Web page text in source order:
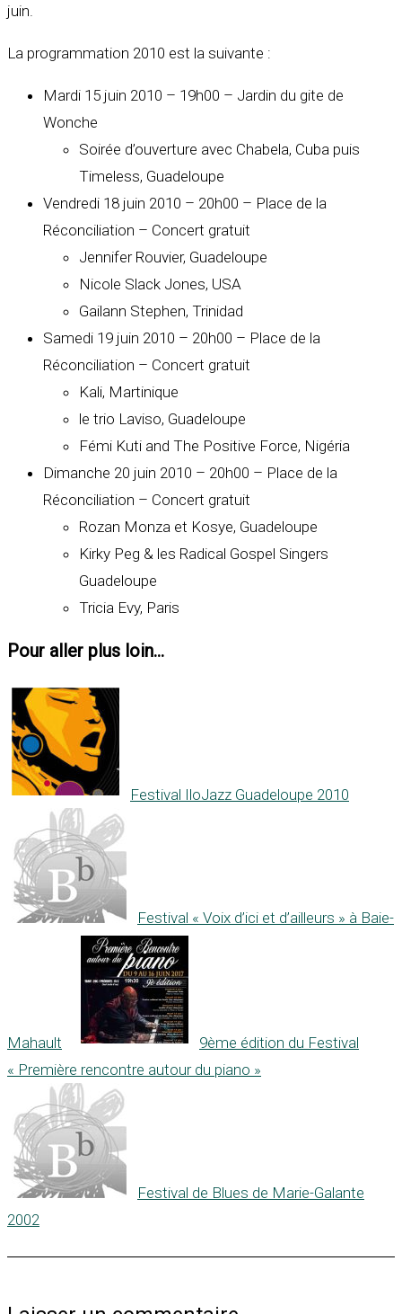
juin.
La programmation 2010 est la suivante :
Mardi 15 juin 2010 – 19h00 – Jardin du gite de
Wonche
Soirée d’ouverture avec Chabela, Cuba puis
Timeless, Guadeloupe
Vendredi 18 juin 2010 – 20h00 – Place de la
Réconciliation – Concert gratuit
Jennifer Rouvier, Guadeloupe
Nicole Slack Jones, USA
Gailann Stephen, Trinidad
Samedi 19 juin 2010 – 20h00 – Place de la
Réconciliation – Concert gratuit
Kali, Martinique
le trio Laviso, Guadeloupe
Fémi Kuti and The Positive Force, Nigéria
Dimanche 20 juin 2010 – 20h00 – Place de la
Réconciliation – Concert gratuit
Rozan Monza et Kosye, Guadeloupe
Kirky Peg & les Radical Gospel Singers
Guadeloupe
Tricia Evy, Paris
Pour aller plus loin...
Festival IloJazz Guadeloupe 2010
Festival « Voix d’ici et d’ailleurs » à Baie-
Mahault
9ème édition du Festival
« Première rencontre autour du piano »
Festival de Blues de Marie-Galante
2002